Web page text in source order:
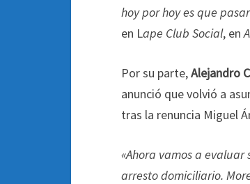
hoy por hoy es que
en Lape Club Social, en
Por su parte,Alejandro
anunció que volvió a
tras la renuncia Miguel
«Ahora vamos a
arresto domiciliario.